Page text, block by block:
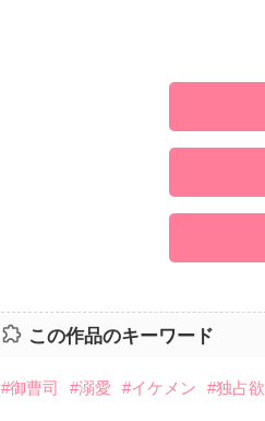
この作品のキーワード
#御曹司 #溺愛 #イケメン #独占欲